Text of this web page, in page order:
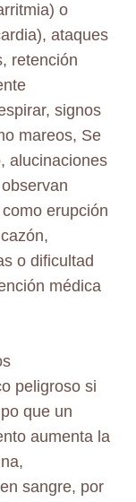
o
ataques
retención
signos
mareos, Se
alucinaciones
erupción
o dificultad
médica
peligroso si
que un
aumenta la
sangre, por